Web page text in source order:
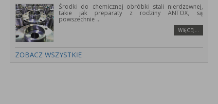
Środki do chemicznej obróbki stali nierdzewnej,
takie jak preparaty z rodziny ANTOX, są
powszechnie...
WIĘCEJ…
ZOBACZ WSZYSTKIE